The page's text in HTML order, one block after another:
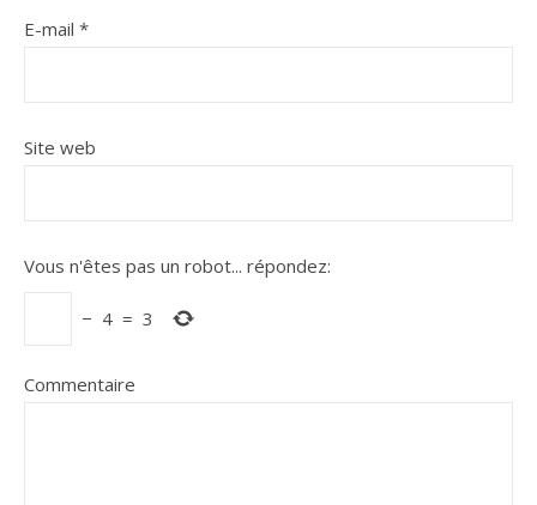
E-mail *
Site web
Vous n'êtes pas un robot... répondez:
− 4 = 3
Commentaire